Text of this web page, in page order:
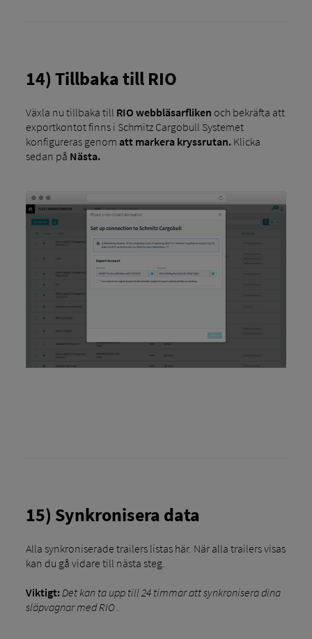
14) Tillbaka till RIO
Växla nu tillbaka till RIO webbläsarfliken och bekräfta att
exportkontot finns i Schmitz Cargobull Systemet
konfigureras genom att markera kryssrutan.Klicka
sedan på Nästa.
15) Synkronisera data
Alla synkroniserade trailers listas här. När alla trailers visas
kan du gå vidare till nästa steg.
Viktigt: Det kan ta upp till 24 timmar att synkronisera dina
släpvagnar med RIO .